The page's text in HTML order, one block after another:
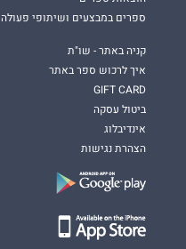
ספרים במבצעים ושיתופי פעולה
קניה באתר - שו"ת
איך לרכוש ספר באתר
GIFT CARD
ביטול עסקה
אינדיבלוג
הצהרת נגישות